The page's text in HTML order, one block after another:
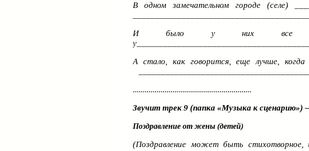
В одном замечательном городе (селе)
И было у них все
А стало, как говорится, еще лучше,
............................................................
Звучит трек 9 (папка «Музыка к сценарию») –
Поздравление от жены (детей)
(Поздравление может быть стихотворное,